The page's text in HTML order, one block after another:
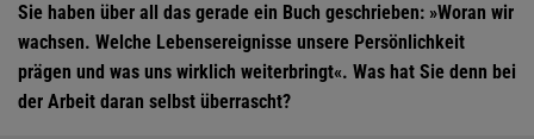
Sie haben über all das gerade ein Buch geschrieben: »Woran wir
wachsen. Welche Lebensereignisse unsere Persönlichkeit
prägen und was uns wirklich weiterbringt«. Was hat Sie denn bei
der Arbeit daran selbst überrascht?